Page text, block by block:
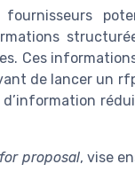
fournisseurs
Ces
de lancer un
proposal, vise